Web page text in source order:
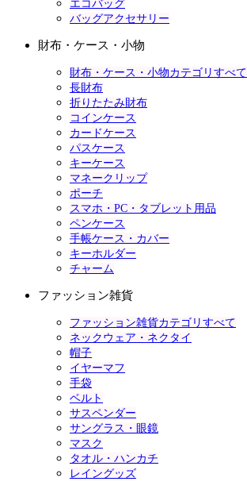
エコバッグ
バッグアクセサリー
財布・ケース・小物
財布・ケース・小物カテゴリすべて
長財布
折りたたみ財布
コインケース
カードケース
パスケース
キーケース
マネークリップ
ポーチ
スマホ・PC・タブレット用品
ペンケース
手帳ケース・カバー
キーホルダー
チャーム
ファッション雑貨
ファッション雑貨カテゴリすべて
ネックウェア・ネクタイ
帽子
イヤーマフ
手袋
ベルト
サスペンダー
サングラス・眼鏡
マスク
タオル・ハンカチ
レイングッズ